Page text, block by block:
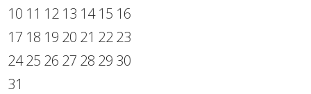
10 11 12 13 14 15 16
17 18 19 20 21 2223
2425 26 27 28 29 30
31